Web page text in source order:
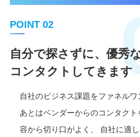
POINT 02
自分で探さずに、優秀
コンタクトしてきます
自社のビジネス課題をファネルワ
あとはベンダーからのコンタク
容から切り口がよく、 自社に適